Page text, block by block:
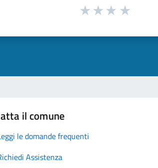
il comune
le domande frequenti
Assistenza